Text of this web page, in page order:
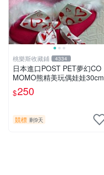
桃樂斯收藏鋪 4334
日本進口POST PET夢幻CO
MOMO熊精美玩偶娃娃30cm
$250
競標 剩9天